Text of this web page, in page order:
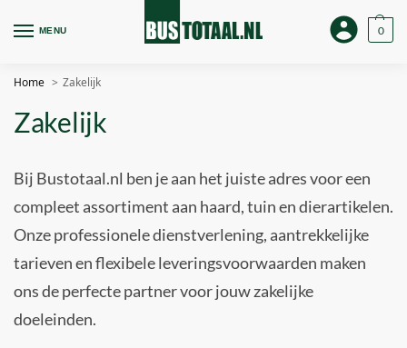
MENU 0
Home Zakelijk
Zakelijk
Bij Bustotaal.nl ben je aan het juiste adres voor een
compleet assortiment aan haard, tuin en dierartikelen.
Onze professionele dienstverlening, aantrekkelijke
tarieven en flexibele leveringsvoorwaarden maken
ons de perfecte partner voor jouw zakelijke
doeleinden.